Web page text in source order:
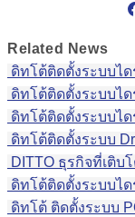
Related
News
ดิทโต้ติดตั้งระบบไ
ดิทโต้ติดตั้งระบบไ
ดิทโต้ติดตั้งระบบไ
ดิทโต้ติดตั้งระบบ
DITTO ธุรกิจที่เติบ
ดิทโต้ติดตั้งระบบไ
ดิทโต้ ติดตั้งระบบ